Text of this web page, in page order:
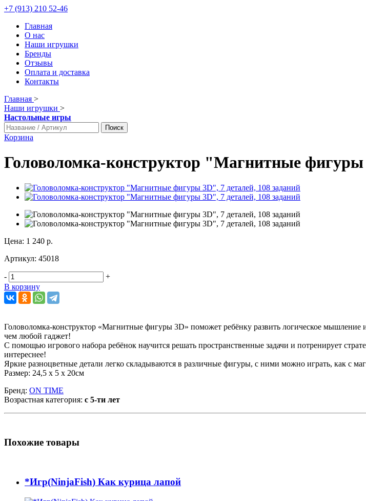
+7 (913) 210 52-46
Главная
О нас
Наши игрушки
Бренды
Отзывы
Оплата и доставка
Контакты
Главная >
Наши игрушки >
Настольные игры
Поиск
Корзина
Головоломка-конструктор "Магнитные фигуры
Цена: 1 240 р.
Артикул: 45018
-
+
В корзину
Головоломка-конструктор «Магнитные фигуры 3D» поможет ребёнку развить логическое
чем любой гаджет!
С помощью игрового набора ребёнок научится решать пространственные задачи и потренирует
интереснее!
Яркие разноцветные детали легко складываются в различные фигуры, с ними можно играть, как с
Размер: 24,5 x 5 x 20см
Бренд: ON TIME
Возрастная категория: с 5-ти лет
Похожие товары
*Игр(NinjaFish) Как курица лапой